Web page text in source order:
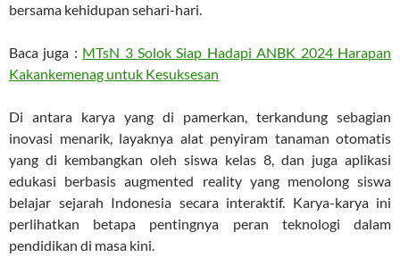
bersama kehidupan sehari-hari.
Baca juga : MTsN 3 Solok Siap Hadapi ANBK 2024 Harapan
Kakankemenag untuk Kesuksesan
Di antara karya yang di pamerkan, terkandung sebagian
inovasi menarik, layaknya alat penyiram tanaman otomatis
yang di kembangkan oleh siswa kelas 8, dan juga aplikasi
edukasi berbasis augmented reality yang menolong siswa
belajar sejarah Indonesia secara interaktif. Karya-karya ini
perlihatkan betapa pentingnya peran teknologi dalam
pendidikan di masa kini.